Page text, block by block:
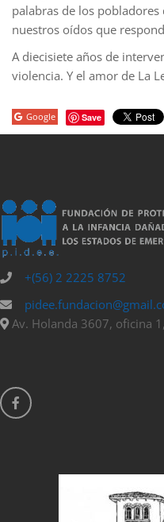
palabras de los pobladores
nuestros oídos que
A diecisiete años de
violencia. Y el amor de La
Google Save
+(56) 2 2225 8752
Av. Holanda 3607, oficina